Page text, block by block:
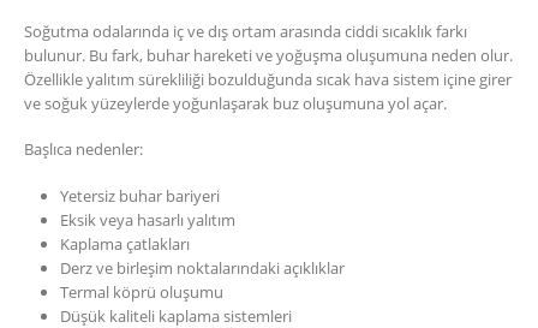
Soğutma odalarında iç ve dış ortam arasında ciddi sıcaklık farkı
bulunur. Bu fark, buhar hareketi ve yoğuşma oluşumuna neden olur.
Özellikle yalıtım sürekliliği bozulduğunda sıcak hava sistem içine girer
ve soğuk yüzeylerde yoğunlaşarak buz oluşumuna yol açar.
Başlıca nedenler:
Yetersiz buhar bariyeri
Eksik veya hasarlı yalıtım
Kaplama çatlakları
Derz ve birleşim noktalarındaki açıklıklar
Termal köprü oluşumu
Düşük kaliteli kaplama sistemleri